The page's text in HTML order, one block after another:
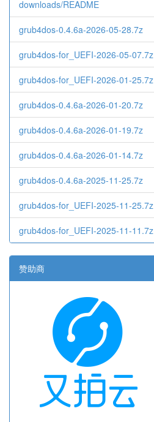
downloads/README
grub4dos-0.4.6a-2026-05-28.7z
grub4dos-for_UEFI-2026-05-07.7z
grub4dos-for_UEFI-2026-01-25.7z
grub4dos-0.4.6a-2026-01-20.7z
grub4dos-0.4.6a-2026-01-19.7z
grub4dos-0.4.6a-2026-01-14.7z
grub4dos-0.4.6a-2025-11-25.7z
grub4dos-for_UEFI-2025-11-25.7z
grub4dos-for_UEFI-2025-11-11.7z
赞助商